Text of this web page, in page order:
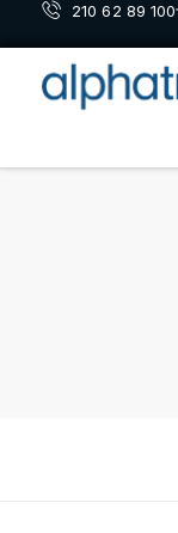
210 62 89 100